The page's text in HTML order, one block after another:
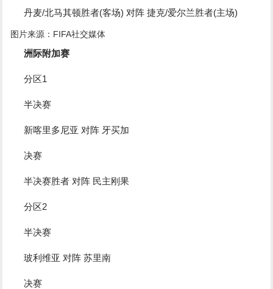
丹麦/北马其顿胜者(客场) 对阵 捷克/爱尔兰胜者(主场)
图片来源：FIFA社交媒体
洲际附加赛
分区1
半决赛
新喀里多尼亚 对阵 牙买加
决赛
半决赛胜者 对阵 民主刚果
分区2
半决赛
玻利维亚 对阵 苏里南
决赛